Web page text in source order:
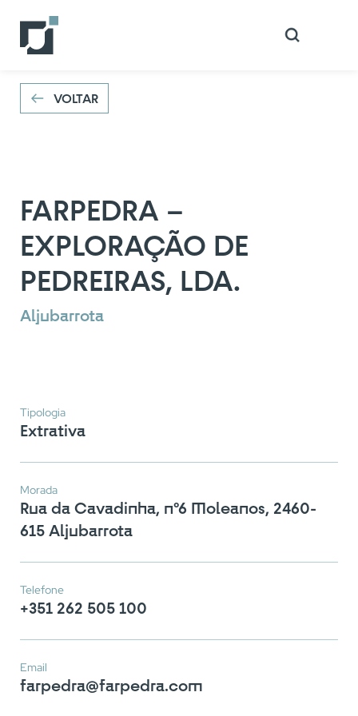
VOLTAR
FARPEDRA –
EXPLORAÇÃO DE
PEDREIRAS, LDA.
Aljubarrota
Tipologia
Extrativa
Morada
Rua da Cavadinha, nº6 Moleanos, 2460-
615 Aljubarrota
Telefone
+351 262 505 100
Email
farpedra@farpedra.com